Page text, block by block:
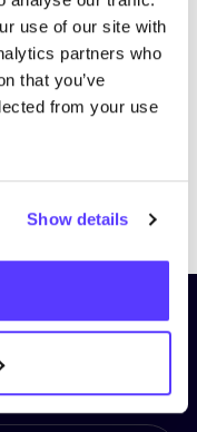
use of our site with
partners who
that you’ve
from your use
Show details
lettre
informé !